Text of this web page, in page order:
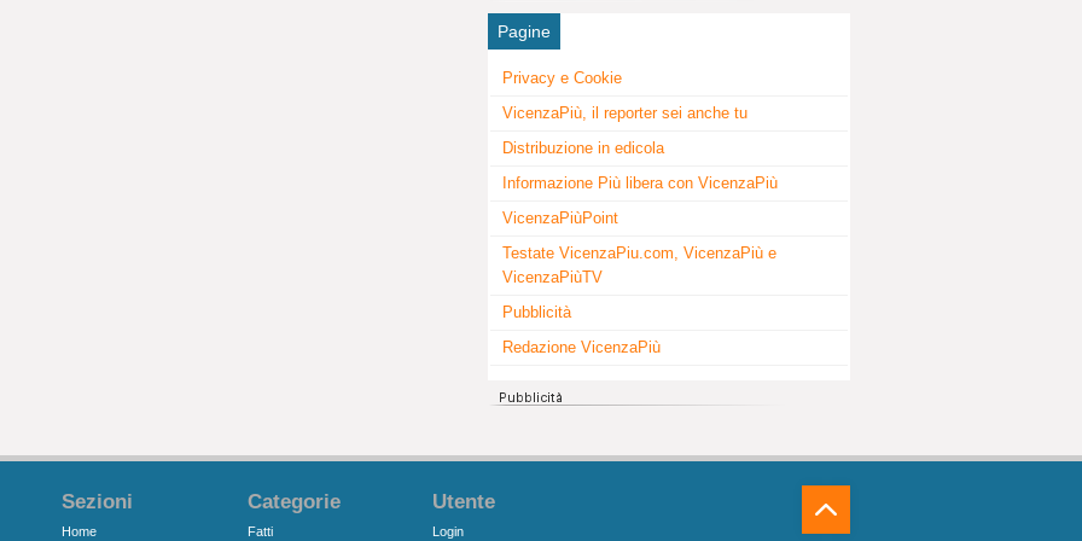
Pagine
Privacy e Cookie
VicenzaPiù, il reporter sei anche tu
Distribuzione in edicola
Informazione Più libera con VicenzaPiù
VicenzaPiùPoint
Testate VicenzaPiu.com, VicenzaPiù e
VicenzaPiùTV
Pubblicità
Redazione VicenzaPiù
Sezioni
Home
Categorie
Fatti
Utente
Login